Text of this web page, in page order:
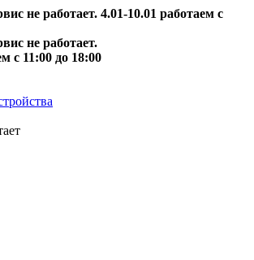
не работает. 4.01-10.01 работаем с
не работает.
с 11:00 до 18:00